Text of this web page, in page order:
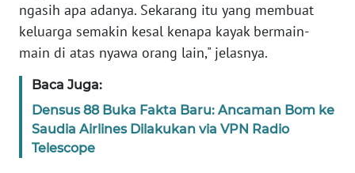
ngasih apa adanya. Sekarang itu yang membuat
keluarga semakin kesal kenapa kayak bermain-
main di atas nyawa orang lain," jelasnya.
Baca Juga:
Densus 88 Buka Fakta Baru: Ancaman Bom ke
Saudia Airlines Dilakukan via VPN Radio
Telescope
WN
SUMUT
JAKARTA
WN
JABAR